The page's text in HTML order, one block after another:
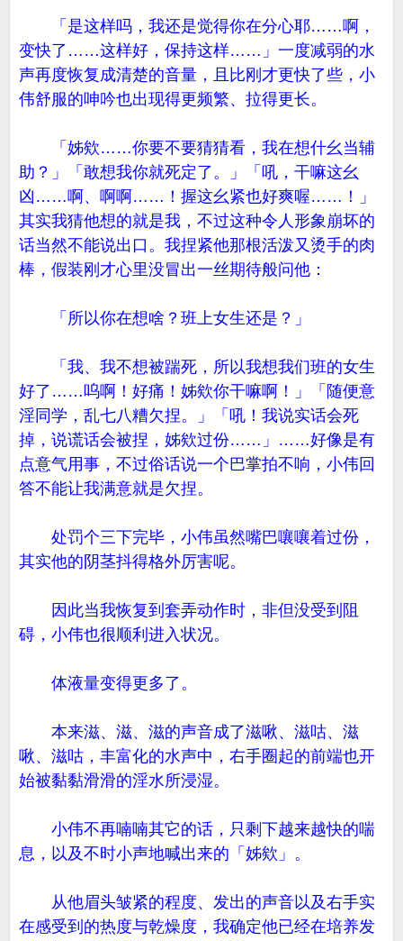
「是这样吗，我还是觉得你在分心耶……啊，
变快了……这样好，保持这样……」一度减弱的水
声再度恢复成清楚的音量，且比刚才更快了些，小
伟舒服的呻吟也出现得更频繁、拉得更长。
「姊欸……你要不要猜猜看，我在想什幺当辅
助？」「敢想我你就死定了。」「吼，干嘛这幺
凶……啊、啊啊……！握这幺紧也好爽喔……！」
其实我猜他想的就是我，不过这种令人形象崩坏的
话当然不能说出口。我捏紧他那根活泼又烫手的肉
棒，假装刚才心里没冒出一丝期待般问他：
「所以你在想啥？班上女生还是？」
「我、我不想被踹死，所以我想我们班的女生
好了……呜啊！好痛！姊欸你干嘛啊！」「随便意
淫同学，乱七八糟欠捏。」「吼！我说实话会死
掉，说谎话会被捏，姊欸过份……」……好像是有
点意气用事，不过俗话说一个巴掌拍不响，小伟回
答不能让我满意就是欠捏。
处罚个三下完毕，小伟虽然嘴巴嚷嚷着过份，
其实他的阴茎抖得格外厉害呢。
因此当我恢复到套弄动作时，非但没受到阻
碍，小伟也很顺利进入状况。
体液量变得更多了。
本来滋、滋、滋的声音成了滋啾、滋咕、滋
啾、滋咕，丰富化的水声中，右手圈起的前端也开
始被黏黏滑滑的淫水所浸湿。
小伟不再喃喃其它的话，只剩下越来越快的喘
息，以及不时小声地喊出来的「姊欸」。
从他眉头皱紧的程度、发出的声音以及右手实
在感受到的热度与乾燥度，我确定他已经在培养发